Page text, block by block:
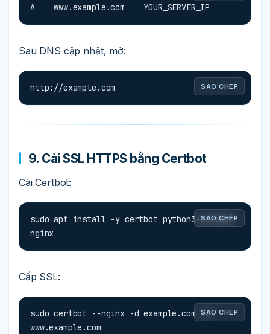
A    www.example.com    YOUR_SERVER_IP
Sau DNS cập nhật, mở:
SAO CHÉP
http://example.com
9. Cài SSL HTTPS bằng Certbot
Cài Certbot:
SAO CHÉP
sudo apt install -y certbot python3-certbot-
nginx
Cấp SSL:
SAO CHÉP
sudo certbot --nginx -d example.com -d
www.example.com